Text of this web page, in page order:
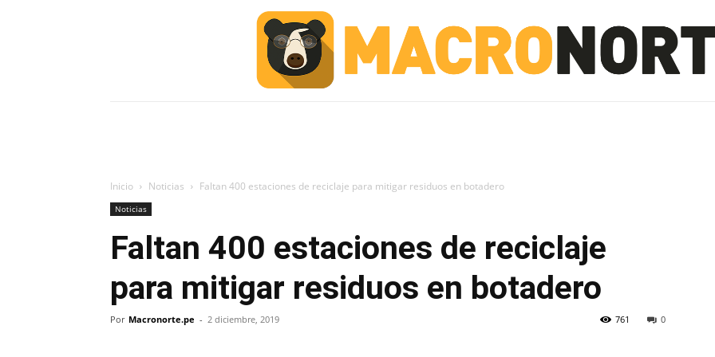
Inicio Noticias Faltan 400 estaciones de reciclaje para mitigar residuos en botadero
Noticias
Faltan 400 estaciones de reciclaje
para mitigar residuos en botadero
Por Macronorte.pe - 2 diciembre, 2019 0
761